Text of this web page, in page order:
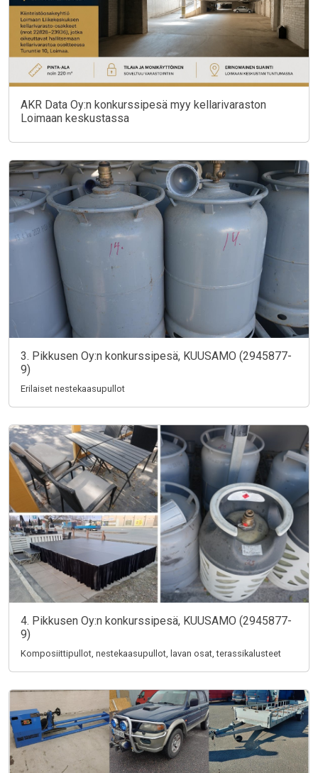
AKR Data Oy:n konkurssipesä myy kellarivaraston
Loimaan keskustassa
3. Pikkusen Oy:n konkurssipesä, KUUSAMO (2945877-
9)
Erilaiset nestekaasupullot
4. Pikkusen Oy:n konkurssipesä, KUUSAMO (2945877-
9)
Komposiittipullot, nestekaasupullot, lavan osat, terassikalusteet